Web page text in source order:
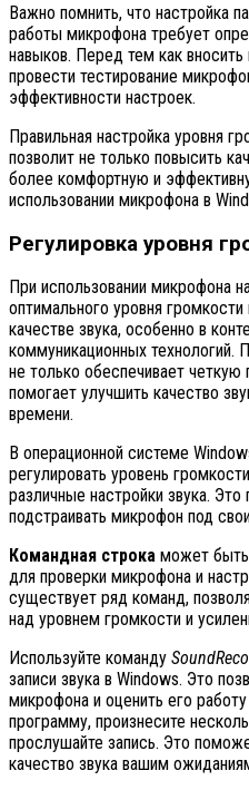
Важно помнить, что настройка
работы микрофона требует
навыков. Перед тем как
провести тестирование
эффективности настроек.
Правильная настройка уровня
позволит не только повысить
более комфортную и
использовании микрофона в
Регулировка уровня
При использовании микрофона
оптимального уровня
качестве звука, особенно в
коммуникационных технологий.
не только обеспечивает
помогает улучшить качество
времени.
В операционной системе
регулировать уровень
различные настройки звука.
подстраивать микрофон под
Командная строка может
для проверки микрофона и
существует ряд команд,
над уровнем громкости и
Используйте команду
записи звука в Windows. Это
микрофона и оценить его
программу, произнесите
прослушайте запись. Это
качество звука вашим